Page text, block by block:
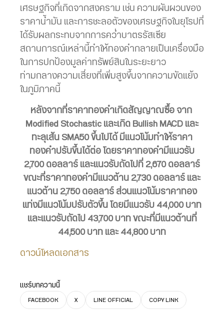
เศรษฐกิจที่เกิดจากสงคราม เช่น ความผันผวนของ
ราคาน้ำมัน และการชะลอตัวของเศรษฐกิจในยุโรปที่
ได้รับผลกระทบจากการคว่ำบาตรรัสเซีย
สถานการณ์เหล่านี้ทำให้ทองคำกลายเป็นเครื่องมือ
ในการปกป้องมูลค่าทรัพย์สินในระยะยาว
ท่ามกลางความเสี่ยงที่เพิ่มสูงขึ้นจากความขัดแย้ง
ในภูมิภาคนี้
หลังจากที่ราคาทองคำเกิดสัญญาณซื้อ จาก
Modified Stochastic และเกิด Bullish MACD และ
ทะลุเส้น SMA50 ขึ้นไปได้ มีแนวโน้มทำให้ราคา
ทองคำปรับขึ้นได้ต่อ โดยราคาทองคำมีแนวรับ
2,700 ดอลลาร์ และแนวรับถัดไปที่ 2,670 ดอลลาร์
ขณะที่ราคาทองคำมีแนวต้าน 2,730 ดอลลาร์ และ
แนวต้าน 2,750 ดอลลาร์ ส่วนแนวโน้มราคาทอง
แท่งมีแนวโน้มปรับตัวขึ้น โดยมีแนวรับ 44,000 บาท
และแนวรับถัดไป 43,700 บาท ขณะที่มีแนวต้านที่
44,500 บาท และ 44,800 บาท
ดาวน์โหลดเอกสาร
แชร์บทความนี้
FACEBOOK X LINE OFFICIAL COPY LINK